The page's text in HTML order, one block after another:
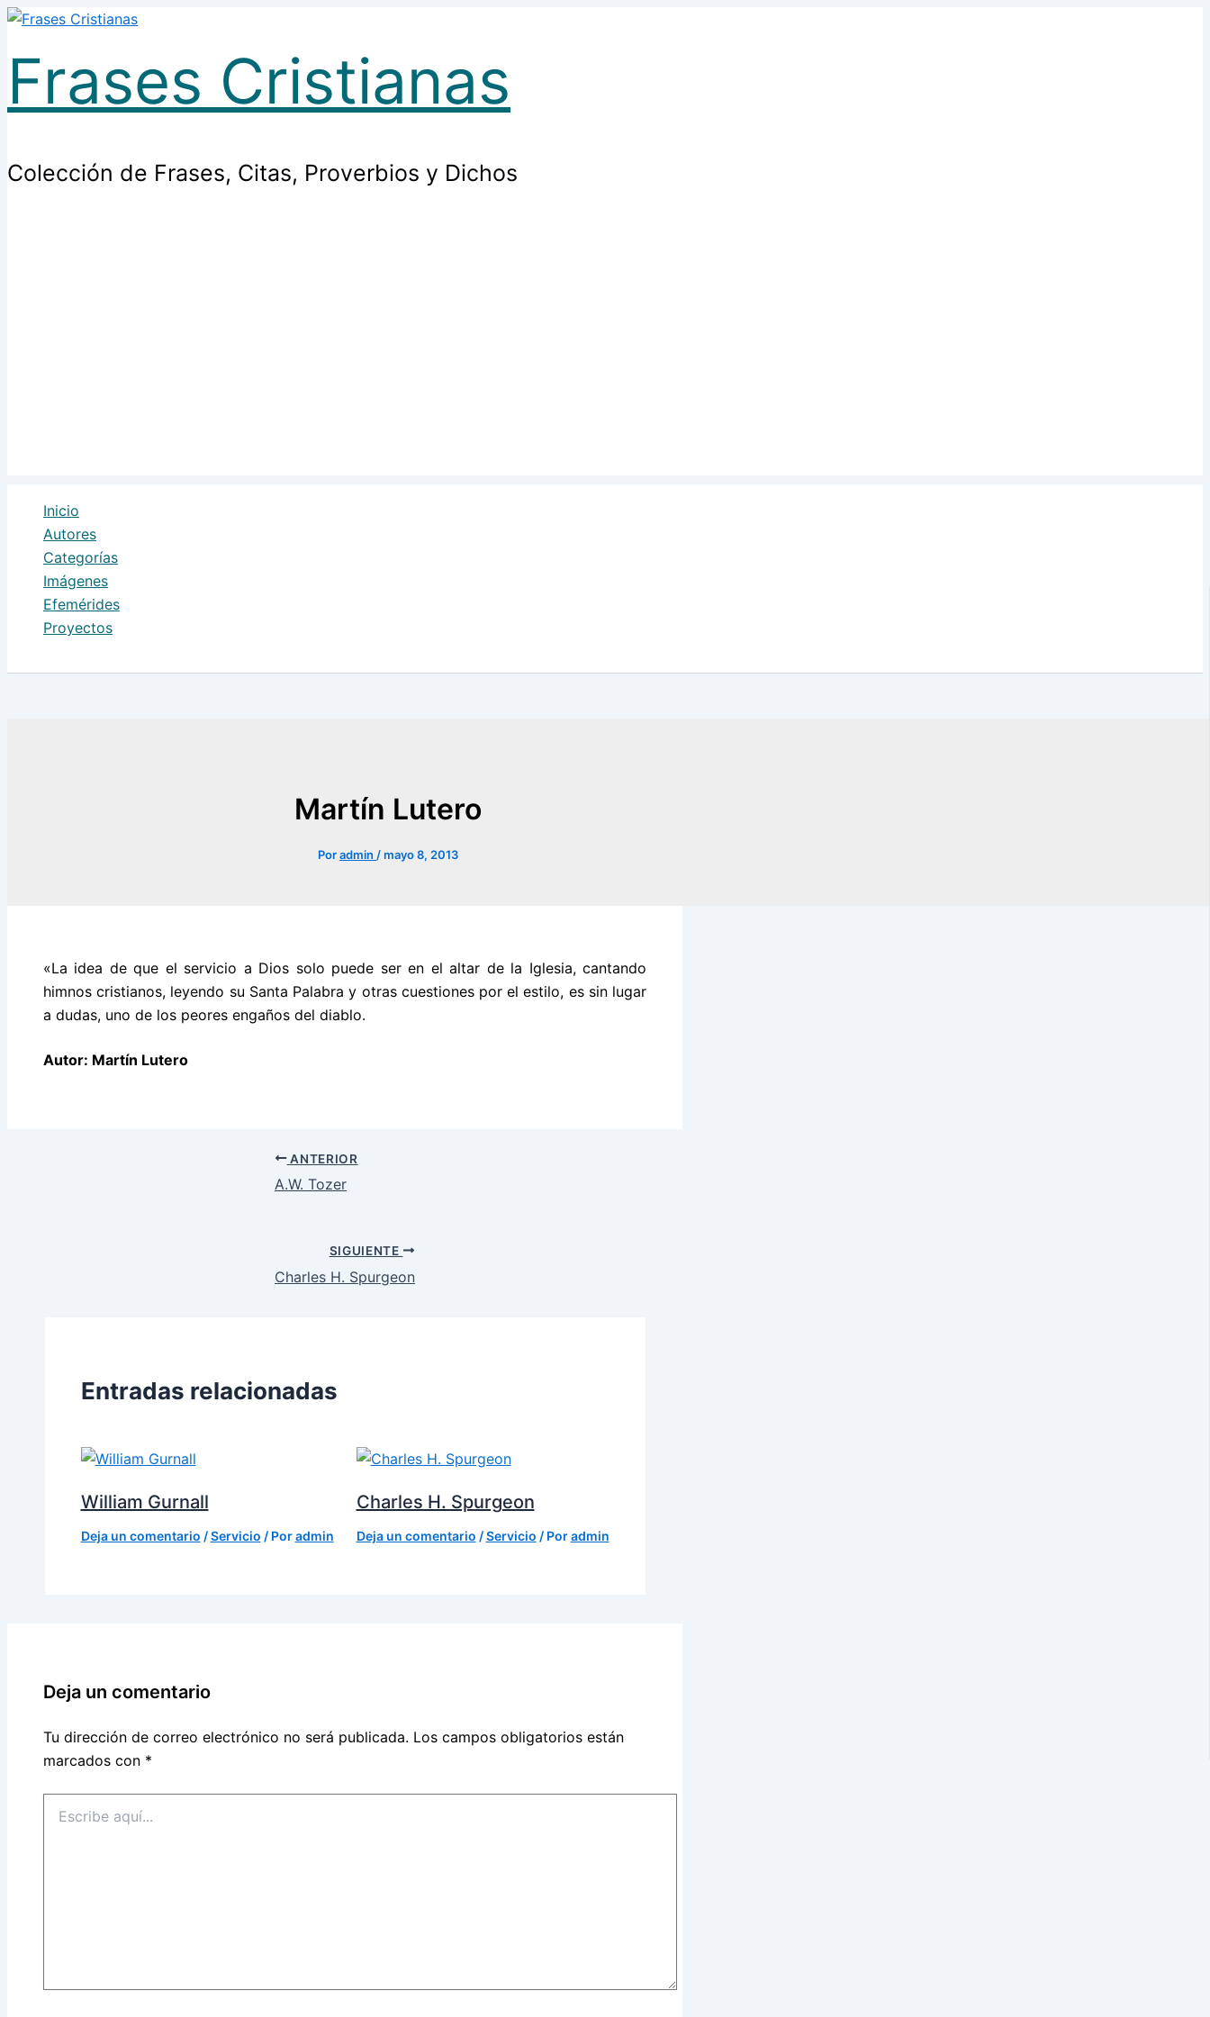
Ir
contenido
Frases Cristianas
Colección de Frases, Citas, Proverbios y Dichos
Inicio
Autores
Categorías
Imágenes
Efemérides
Proyectos
Martín Lutero
Poradmin /mayo 8, 2013
«La idea de que el servicio a Dios solo puede ser en el altar de la Iglesia, cantando
himnos cristianos, leyendo su Santa Palabra y otras cuestiones por el estilo, es sin lugar
a dudas, uno de los peores engaños del diablo.
Autor: Martín Lutero
ANTERIOR
A.W. Tozer
SIGUIENTE
Charles H. Spurgeon
Entradas relacionadas
William Gurnall
Deja un comentario /Servicio / Poradmin
Charles H. Spurgeon
Deja un comentario /Servicio / Poradmin
Deja un comentario
Tu dirección de correo electrónico no será publicada. Los campos obligatorios están
marcados con *
aquí...